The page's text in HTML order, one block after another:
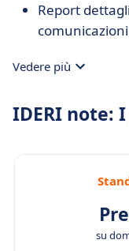
Report
Vedere più
IDERI note:
su